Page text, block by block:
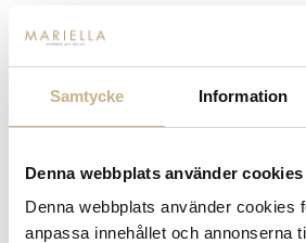
Samtycke Information
Denna webbplats använder cookies
Denna webbplats använder cookies
anpassa innehållet och annonserna
COLOR VARIANTS